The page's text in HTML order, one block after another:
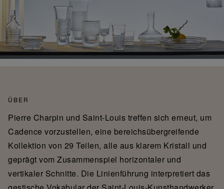
ÜBER
Pierre Charpin und Saint-Louis treffen sich erneut, um
Cadence vorzustellen, eine bereichsübergreifende
Kollektion von 29 Teilen, alle aus klarem Kristall und
geprägt vom Zusammenspiel horizontaler und
vertikaler Schnitte. Die Linienführung interpretiert das